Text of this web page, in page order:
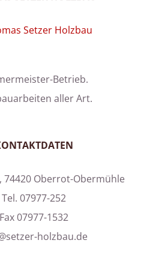
74420 Oberrot-Obermühle
holzbau.de
Kontakt
Impressum
Datenschutz